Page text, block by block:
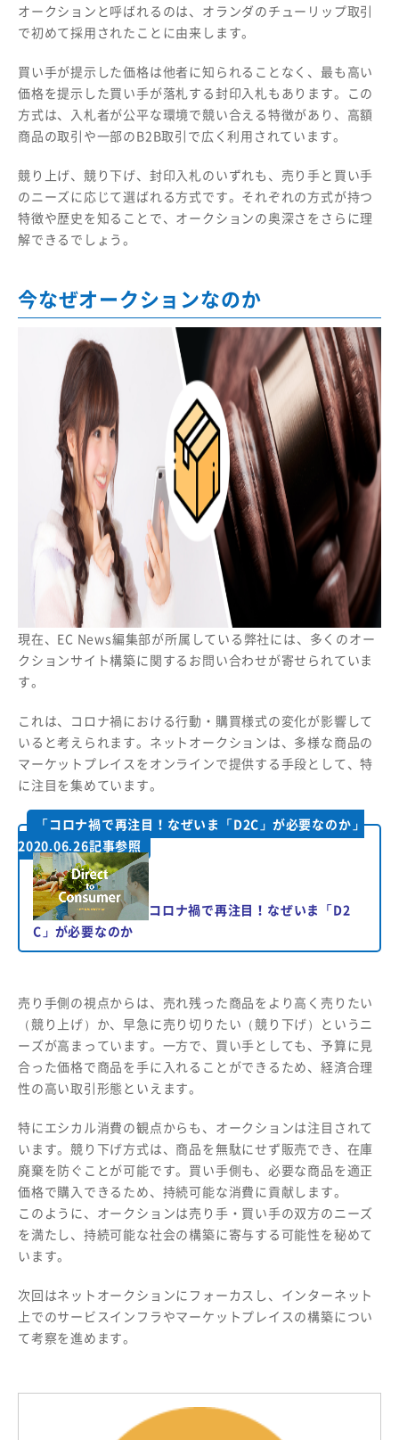
オークションと呼ばれるのは、オランダのチューリップ取引
で初めて採用されたことに由来します。
買い手が提示した価格は他者に知られることなく、最も高い
価格を提示した買い手が落札する封印入札もあります。この
方式は、入札者が公平な環境で競い合える特徴があり、高額
商品の取引や一部のB2B取引で広く利用されています。
競り上げ、競り下げ、封印入札のいずれも、売り手と買い手
のニーズに応じて選ばれる方式です。それぞれの方式が持つ
特徴や歴史を知ることで、オークションの奥深さをさらに理
解できるでしょう。
今なぜオークションなのか
現在、EC News編集部が所属している弊社には、多くのオー
クションサイト構築に関するお問い合わせが寄せられていま
す。
これは、コロナ禍における行動・購買様式の変化が影響して
いると考えられます。ネットオークションは、多様な商品の
マーケットプレイスをオンラインで提供する手段として、特
に注目を集めています。
「コロナ禍で再注目！なぜいま「D2C」が必要なのか」
2020.06.26記事参照
コロナ禍で再注目！なぜいま「D2
C」が必要なのか
売り手側の視点からは、売れ残った商品をより高く売りたい
（競り上げ）か、早急に売り切りたい（競り下げ）というニ
ーズが高まっています。一方で、買い手としても、予算に見
合った価格で商品を手に入れることができるため、経済合理
性の高い取引形態といえます。
特にエシカル消費の観点からも、オークションは注目されて
います。競り下げ方式は、商品を無駄にせず販売でき、在庫
廃棄を防ぐことが可能です。買い手側も、必要な商品を適正
価格で購入できるため、持続可能な消費に貢献します。
このように、オークションは売り手・買い手の双方のニーズ
を満たし、持続可能な社会の構築に寄与する可能性を秘めて
います。
次回はネットオークションにフォーカスし、インターネット
上でのサービスインフラやマーケットプレイスの構築につい
て考察を進めます。